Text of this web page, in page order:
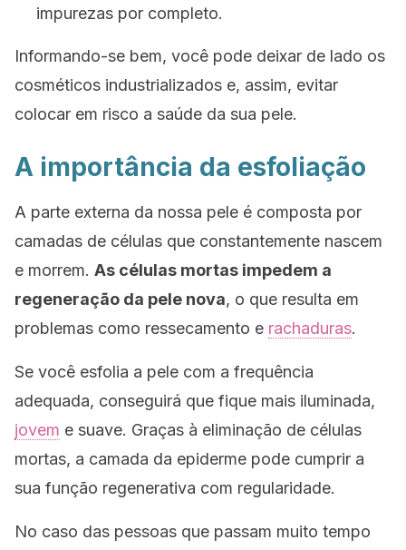
impurezas por completo.
Informando-se bem, você pode deixar de lado os
cosméticos industrializados e, assim, evitar
colocar em risco a saúde da sua pele.
A importância da esfoliação
A parte externa da nossa pele é composta por
camadas de células que constantemente nascem
e morrem. As células mortas impedem a
regeneração da pele nova, o que resulta em
problemas como ressecamento e rachaduras.
Se você esfolia a pele com a frequência
adequada, conseguirá que fique mais iluminada,
jovem e suave. Graças à eliminação de células
mortas, a camada da epiderme pode cumprir a
sua função regenerativa com regularidade.
No caso das pessoas que passam muito tempo